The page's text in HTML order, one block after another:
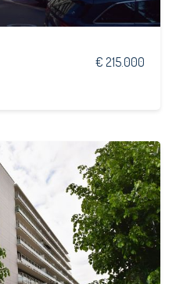
€ 215.000
1